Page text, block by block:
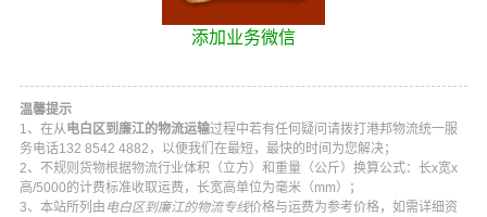
添加业务微信
温馨提示
1、在从电白区到廉江的物流运输过程中若有任何疑问请拨打 港邦物流统一服
务电话132 8542 4882 ，以便我们在最短，最快的时间为您解决；
2、不规则货物根据物流行业体积（立方）和重量（公斤）换算公式：长x宽x
高/5000的计费标准收取运费，长宽高单位为毫米（mm）；
3、本站所列由 电白区到廉江的物流专线价格与运费为参考价格，如需详细资